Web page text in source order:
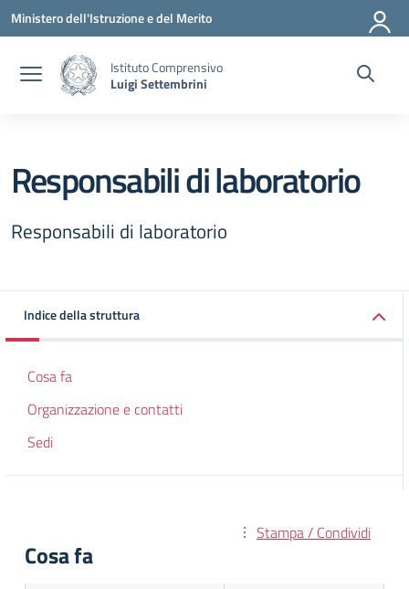
Vai ai contenuti
Vai al menu di navigazione
Vai al footer
Ministero dell'Istruzione e del Merito
Istituto Comprensivo
Luigi Settembrini
Responsabili di laboratorio
Responsabili di laboratorio
Indice della struttura
Cosa fa
Organizzazione e contatti
Sedi
Stampa / Condividi
Cosa fa